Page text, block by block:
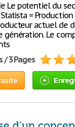
Le potentiel du
=
actuel de
génération. Le
/ 3 Pages